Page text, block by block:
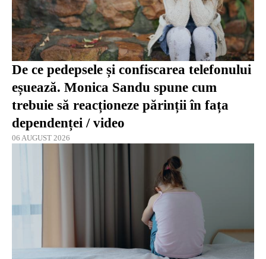
De ce pedepsele și confiscarea telefonului
eșuează. Monica Sandu spune cum
trebuie să reacționeze părinții în fața
dependenței / video
06 AUGUST 2026